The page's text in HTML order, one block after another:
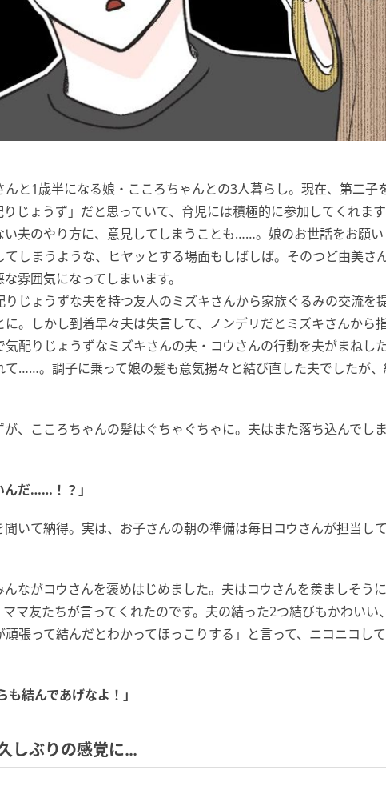
と1歳半になる娘・こころちゃんとの3人暮らし。現在、第二子
じょうず」だと思っていて、育児には積極的に参加してくれま
夫のやり方に、意見してしまうことも……。娘のお世話をお願い
しまうような、ヒヤッとする場面もしばしば。そのつど由美さ
雰囲気になってしまいます。
じょうずな夫を持つ友人のミズキさんから家族ぐるみの交流を
。しかし到着早々夫は失言して、ノンデリだとミズキさんから
配りじょうずなミズキさんの夫・コウさんの行動を夫がまねし
て……。調子に乗って娘の髪も意気揚々と結び直した夫でしたが
、こころちゃんの髪はぐちゃぐちゃに。夫はまた落ち込んでし
んだ……！？」
聞いて納得。実は、お子さんの朝の準備は毎日コウさんが担当し
ながコウさんを褒めはじめました。夫はコウさんを羨ましそう
マ友たちが言ってくれたのです。夫の結った2つ結びもかわいい
張って結んだとわかってほっこりする」と言って、ニコニコし
も結んであげなよ！」
しぶりの感覚に…